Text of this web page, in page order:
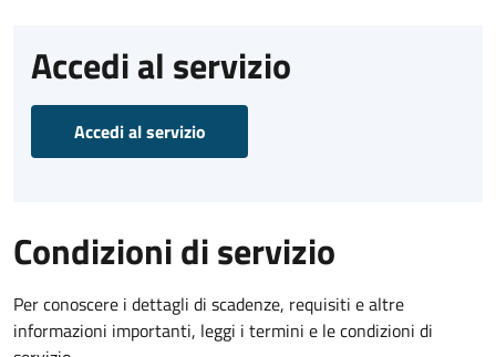
Accedi al servizio
Accedi al servizio
Condizioni di servizio
Per conoscere i dettagli di scadenze, requisiti e altre
informazioni importanti, leggi i termini e le condizioni di